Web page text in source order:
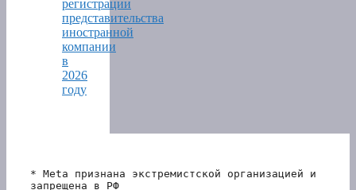
регистрации
представительства
иностранной
компании
в
2026
году
* Meta признана экстремистской организацией и
запрещена в РФ